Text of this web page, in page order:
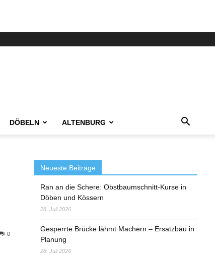
DÖBELN ALTENBURG
0
Neueste Beiträge
Ran an die Schere: Obstbaumschnitt-Kurse in
Döben und Kössern
28. Juli 2026
Gesperrte Brücke lähmt Machern – Ersatzbau in
Planung
28. Juli 2026